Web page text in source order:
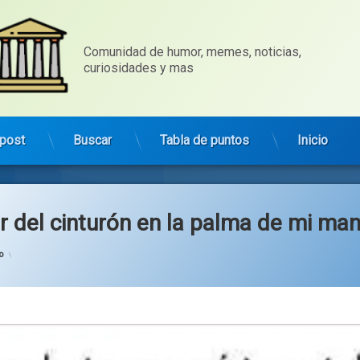
Comunidad de humor, memes, noticias,
curiosidades y mas
Buscar Tabla de puntos Inicio
del cinturón en la palma de mi